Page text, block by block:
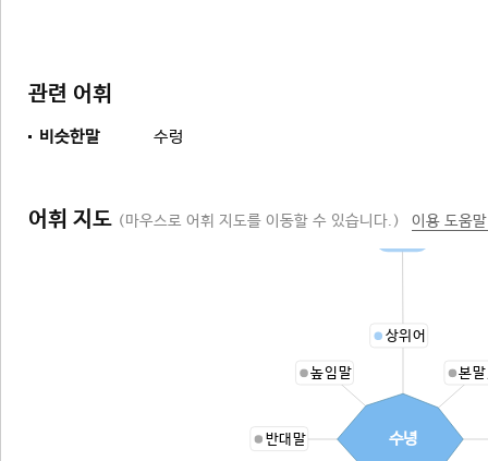
관련 어휘
비슷한말 수렁
어휘 지도 (마우스로 어휘 지도를 이동할 수 있습니다.) 이용 도움
상위어
본
반대말
높임말
수녕